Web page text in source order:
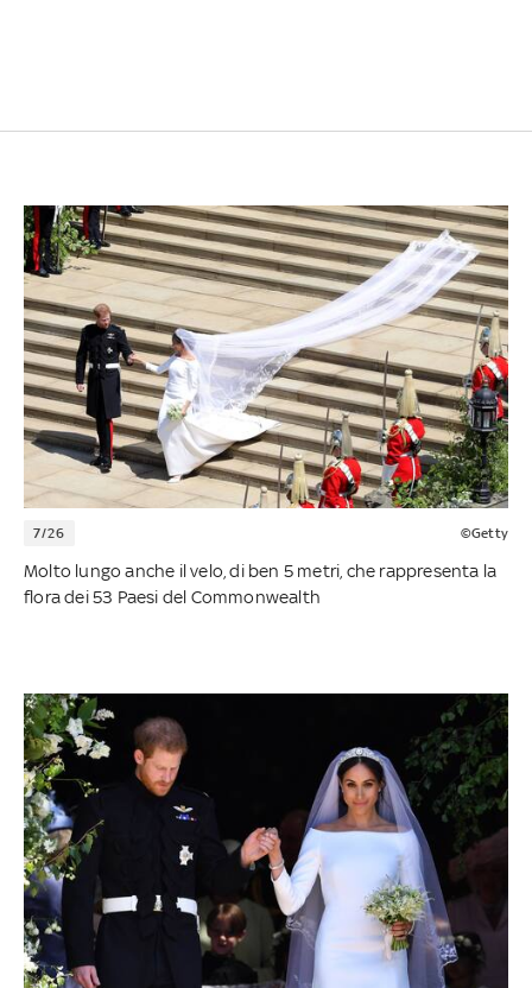
7/26 ©Getty
Molto lungo anche il velo, di ben 5 metri, che rappresenta la
flora dei 53 Paesi del Commonwealth